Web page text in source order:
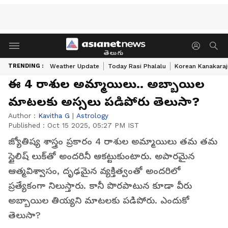
తెలుగు
TRENDING : Weather Update Today Rasi Phalalu Korean
ఈ 4 రాశుల అమ్మాయిలు.. అబ్బాయిల
మాటలకు అస్సలు పడిపోరు తెలుసా?
Author : Kavitha G | Astrology
Published : Oct 15 2025, 05:27 PM IST
జ్యోతిష్య శాస్త్రం ప్రకారం 4 రాశుల అమ్మాయిలు తమ తమ
స్టైలిష్ లుక్‌తో అందరినీ ఆకట్టుకుంటారు. అపారమైన
ఆత్మవిశ్వాసం, దృఢమైన వ్యక్తిత్వంతో అందరిలో
ప్రత్యేకంగా నిలుస్తారు. కానీ పొరపాటున కూడా వీరు
అబ్బాయిల తియ్యని మాటలకు పడిపోరు. ఎందుకో
తెలుసా?